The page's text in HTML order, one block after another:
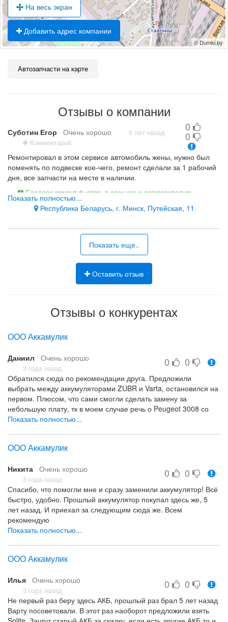
На весь экран
Добавить адрес компании
© Dumki.by
Автозапчасти на карте
Отзывы о компании
Суботин Егор Очень хорошо
8 лет назад
Комментарий
0
0
Ремонтировал в этом сервисе автомобиль жены, нужно был
поменять по подвеске кое-чего, ремонт сделали за 1 рабочий
дня, все запчасти на месте в наличии.
Сделали ремонт быстро, в срок как и договаривались.
Запчасти в наличии и есть возможность под заказ.
Показать полностью...
Республика Беларусь, г. Минск, Путейская, 11
Показать еще..
Оставить отзыв
Отзывы о конкурентах
ООО Аккамулик
Даниил Очень хорошо
3 года назад 0 0
Обратился сюда по рекомендации друга. Предложили
выбрать между аккумуляторами ZUBR и Varta, остановился на
первом. Плюсом, что сами смогли сделать замену за
небольшую плату, тк в моем случае речь о Peugeot 3008 со
своей спецификой установки. Всем рекомендую
Показать полностью...
ООО Аккамулик
Никита Очень хорошо
3 года назад 0 0
Спасибо, что помогли мне и сразу заменили аккумулятор! Всё
быстро, удобно. Прошлый аккумулятор покупал здесь же, 5
лет назад. И приехал за следующим сюда же. Всем
рекомендую
Все
Показать полностью...
ООО Аккамулик
Илья Очень хорошо
3 года назад 0 0
Не первый раз беру здесь АКБ, прошлый раз брал 5 лет назад
Варту посоветовали. В этот раз наоборот предложили взять